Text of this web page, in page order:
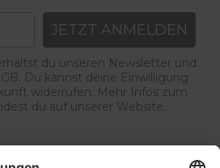
JETZT ANMELDEN
du unseren Newsletter und
Du kannst deine Einwilligung
widerrufen. Mehr Infos zum
du auf unserer Website.